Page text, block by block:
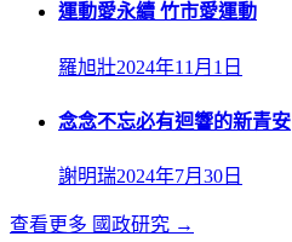
運動愛永續 竹市愛運動
羅旭壯2024年11月1日
念念不忘必有迴響的新青安
謝明瑞2024年7月30日
查看更多 國政研究 →